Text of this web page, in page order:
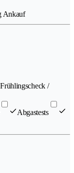
Ankauf
Frühlingscheck /
Abgastests